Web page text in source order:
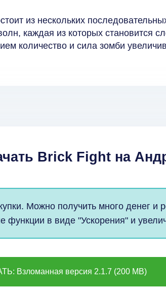
из нескольких
каждая из которых
количество и сила зомби
Brick Fight на
Можно получить много денег и
функции в виде "Ускорения" и
Взломанная версия 2.1.7 (200 MB)